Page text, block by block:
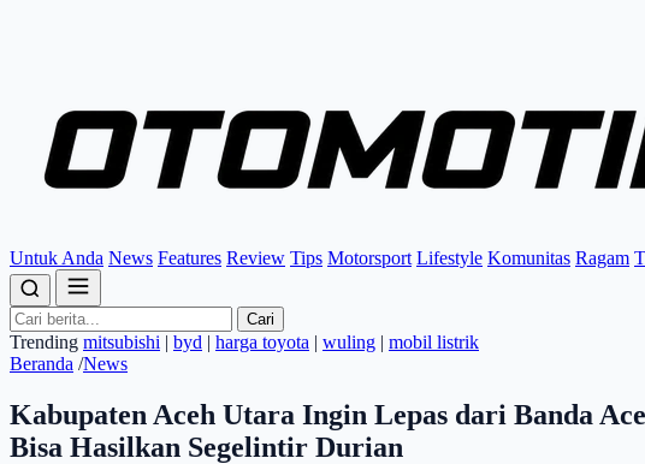
Untuk Anda News Features Review Tips Motorsport Lifestyle Komunitas Ragam
Cari
Trending mitsubishi | byd | harga toyota | wuling | mobil listrik
Beranda /News
Kabupaten Aceh Utara Ingin Lepas dari Banda
Bisa Hasilkan Segelintir Durian